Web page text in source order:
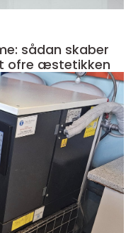
sådan skaber
ofre æstetikken